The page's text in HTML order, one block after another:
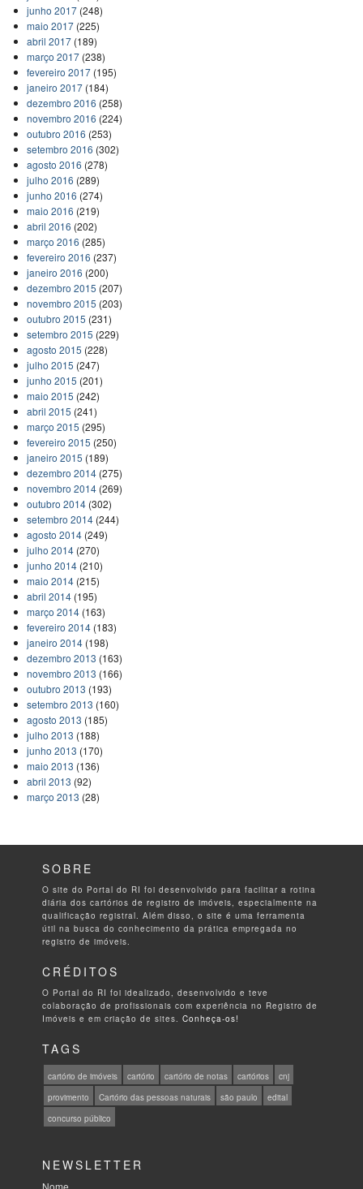
junho 2017(248)
maio 2017(225)
abril 2017(189)
março 2017(238)
fevereiro 2017(195)
janeiro 2017(184)
dezembro 2016 (258)
novembro 2016 (224)
outubro 2016 (253)
setembro 2016 (302)
agosto 2016 (278)
julho 2016 (289)
junho 2016 (274)
maio 2016 (219)
abril 2016 (202)
março 2016 (285)
fevereiro 2016 (237)
janeiro 2016 (200)
dezembro 2015 (207)
novembro 2015 (203)
outubro 2015 (231)
setembro 2015 (229)
agosto 2015 (228)
julho 2015 (247)
junho 2015 (201)
maio 2015 (242)
abril 2015 (241)
março 2015 (295)
fevereiro 2015 (250)
janeiro 2015 (189)
dezembro 2014(275)
novembro 2014(269)
outubro 2014(302)
setembro 2014(244)
agosto 2014(249)
julho 2014(270)
junho 2014(210)
maio 2014(215)
abril 2014(195)
março 2014(163)
fevereiro 2014(183)
janeiro 2014(198)
dezembro 2013 (163)
novembro 2013 (166)
outubro 2013 (193)
setembro 2013 (160)
agosto 2013 (185)
julho 2013 (188)
junho 2013 (170)
maio 2013 (136)
abril 2013 (92)
março 2013 (28)
SOBRE
O site do Portal do RI foi desenvolvido para facilitar a rotina
diária dos cartórios de registro de imóveis, especialmente na
qualificação registral. Além disso, o site é uma ferramenta
útil na busca do conhecimento da prática empregada no
registro de imóveis.
CRÉDITOS
O Portal do RI foi idealizado, desenvolvido e teve
colaboração de profissionais com experiência no Registro de
Imóveis e em criação de sites.Conheça-os!
TAGS
cartório de imóveis cartório cartório de notas cartórios
cnj
provimento
Cartório das pessoas naturais são paulo
edital
concurso público
NEWSLETTER
Nome